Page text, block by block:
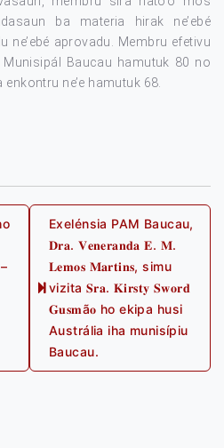
ba materia hirak ne’ebé
ne’ebé aprovadu. Membru efetivu
Baucau hamutuk 80 no
enkontru ne’e hamutuk 68.
Next
post:
Exelénsia PAM Baucau,
𝐃𝐫𝐚. 𝐕𝐞𝐧𝐞𝐫𝐚𝐧𝐝𝐚 𝐄. 𝐌.
𝐋𝐞𝐦𝐨𝐬 𝐌𝐚𝐫𝐭𝐢𝐧𝐬, simu
vizita 𝐒𝐫𝐚. 𝐊𝐢𝐫𝐬𝐭𝐲 𝐒𝐰𝐨𝐫𝐝
𝐆𝐮𝐬𝐦ã𝐨 ho ekipa husi
Austrália iha munisípiu
Baucau.